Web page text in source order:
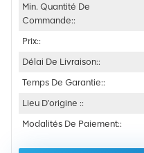
Min. Quantité De
Commande::
Prix::
Délai De Livraison::
Temps De Garantie::
Lieu D'origine ::
Modalités De Paiement::